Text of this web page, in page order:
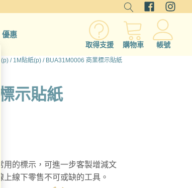
優惠
取得支援 購物車 帳號
(p) / 1M貼紙(p) / BUA31M0006 商業標示貼紙
示貼紙
用的標示，可進一步客製增減文
線下零售不可或缺的工具。